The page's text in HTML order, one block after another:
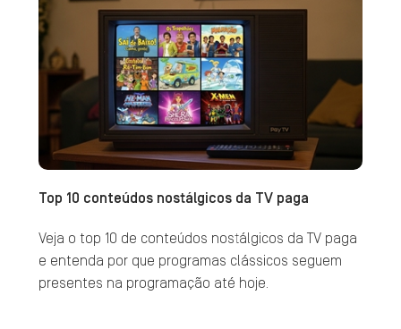
Top 10 conteúdos nostálgicos da TV paga
Veja o top 10 de conteúdos nostálgicos da TV paga
e entenda por que programas clássicos seguem
presentes na programação até hoje.